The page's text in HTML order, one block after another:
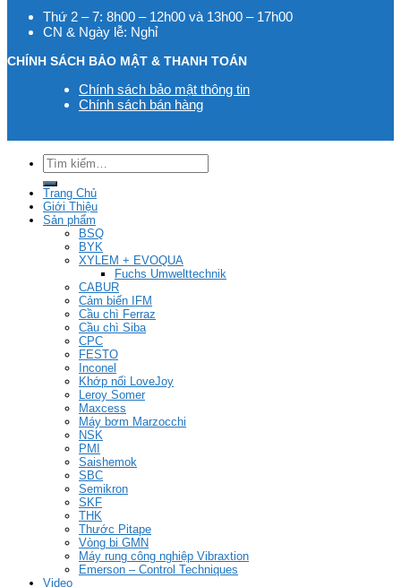
Thứ 2 – 7: 8h00 – 12h00 và 13h00 – 17h00
CN & Ngày lễ: Nghỉ
CHÍNH SÁCH BẢO MẬT & THANH TOÁN
Chính sách bảo mật thông tin
Chính sách bán hàng
Tìm
kiếm:
Trang Chủ
Giới Thiệu
Sản phẩm
BSQ
BYK
XYLEM + EVOQUA
Fuchs Umwelttechnik
CABUR
Cảm biến IFM
Cầu chì Ferraz
Cầu chì Siba
CPC
FESTO
Inconel
Khớp nối LoveJoy
Leroy Somer
Maxcess
Máy bơm Marzocchi
NSK
PMI
Saishemok
SBC
Semikron
SKF
THK
Thước Pitape
Vòng bi GMN
Máy rung công nghiệp Vibraxtion
Emerson – Control Techniques
Video